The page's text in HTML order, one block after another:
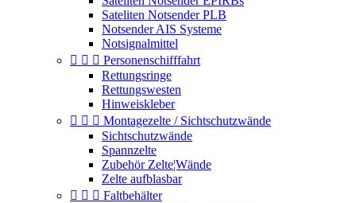
Sateliten Notsender PLB
Notsender AIS Systeme
Notsignalmittel
   Personenschifffahrt
Rettungsringe
Rettungswesten
Hinweiskleber
   Montagezelte / Sichtschutzwände
Sichtschutzwände
Spannzelte
Zubehör Zelte¦Wände
Zelte aufblasbar
   Faltbehälter